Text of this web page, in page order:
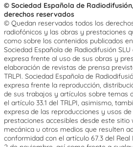
© Sociedad Española de
derechos reservados
© Quedan reservados todos los
radiofónicos y las obras y prestaciones
como sobre los contenidos publicados
Sociedad Española de Radiodifusión
expresa frente al uso de sus obras y
elaboración de revistas de prensa
TRLPI. Sociedad Española de
expresa frente la reproducción,
de sus trabajos y artículos sobre temas
el artículo 33.1 del TRLPI, asimismo,
expresa de las reproducciones y usos
prestaciones accesibles desde este
mecánica u otros medios que resulten
conformidad con el artículo 67.3 del